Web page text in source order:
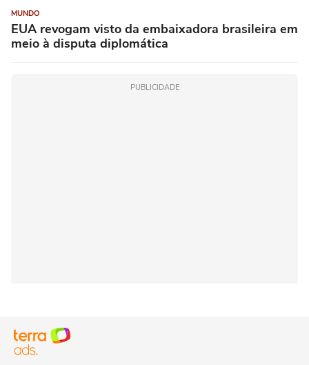
MUNDO
EUA revogam visto da embaixadora brasileira em
meio à disputa diplomática
PUBLICIDADE